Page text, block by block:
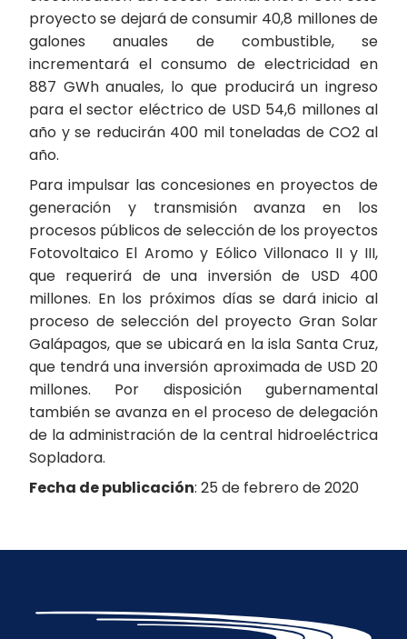
proyecto se dejará de consumir 40,8 millones de
galones anuales de combustible, se
incrementará el consumo de electricidad en
887 GWh anuales, lo que producirá un ingreso
para el sector eléctrico de USD 54,6 millones al
año y se reducirán 400 mil toneladas de CO2 al
año.
Para impulsar las concesiones en proyectos de
generación y transmisión avanza en los
procesos públicos de selección de los proyectos
Fotovoltaico El Aromo y Eólico Villonaco II y III,
que requerirá de una inversión de USD 400
millones. En los próximos días se dará inicio al
proceso de selección del proyecto Gran Solar
Galápagos, que se ubicará en la isla Santa Cruz,
que tendrá una inversión aproximada de USD 20
millones. Por disposición gubernamental
también se avanza en el proceso de delegación
de la administración de la central hidroeléctrica
Sopladora.
Fecha de publicación: 25 de febrero de 2020